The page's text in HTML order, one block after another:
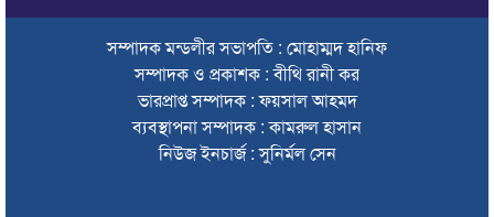
সিলেটে হামের উপসর্গ নিয়ে আরও ২ শিশুর মৃত্যু
যে ডকুমেন্টারিতে আবু সাঈদ নেই, সেটি কোনো ডকুমেন্টারি নয়:
সুনামগঞ্জে কলেজছাত্রী ‘ধর্ষণ’র অভিযোগে মসজিদের ইমাম গ্রেপ্তার
সম্পাদক মন্ডলীর সভাপতি : মোহাম্মদ হানিফ
সম্পাদক ও প্রকাশক : বীথি রানী কর
ভারপ্রাপ্ত সম্পাদক : ফয়সাল আহমদ
ব্যবস্থাপনা সম্পাদক : কামরুল হাসান
নিউজ ইনচার্জ : সুনির্মল সেন